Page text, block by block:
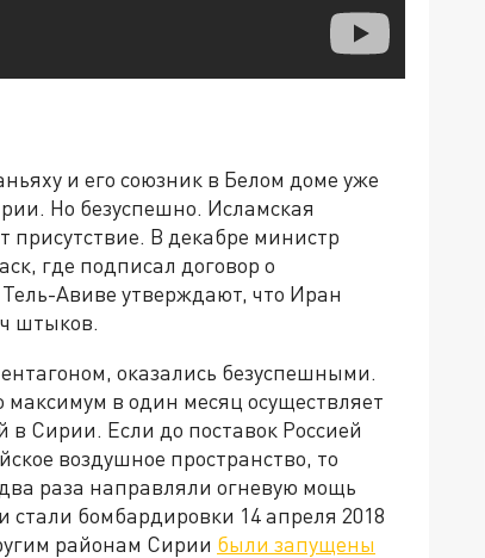
и его союзник в Белом доме уже
Но безуспешно. Исламская
присутствие. В декабре министр
где подписал договор о
Авиве утверждают, что Иран
штыков.
оказались безуспешными.
в один месяц осуществляет
Сирии. Если до поставок Россией
воздушное пространство, то
раза направляли огневую мощь
бомбардировки 14 апреля 2018
районам Сирии были запущены